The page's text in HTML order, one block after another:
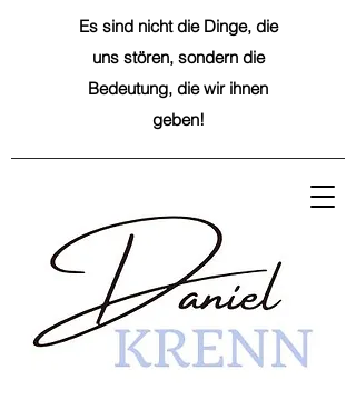
Es sind nicht die Dinge, die
uns stören, sondern die
Bedeutung, die wir ihnen
geben!